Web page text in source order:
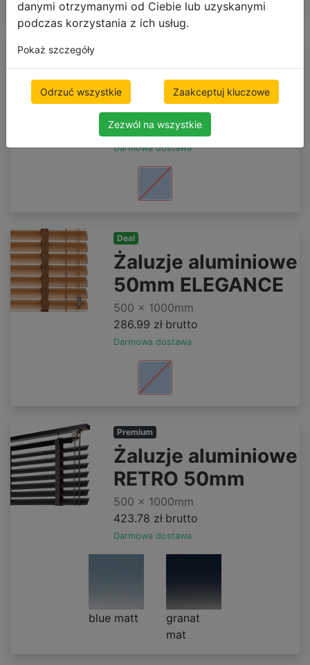
danymi otrzymanymi od Ciebie lub uzyskanymi
podczas korzystania z ich usług.
Pokaż szczegóły
Odrzuć wszystkie Zaakceptuj kluczowe
Zezwól na wszystkie
Żaluzje aluminiowe
35mm
500 x 1000mm
236.33 zł brutto
Darmowa dostawa
Deal
Żaluzje aluminiowe
50mm ELEGANCE
500 x 1000mm
286.99 zł brutto
Darmowa dostawa
Premium
Żaluzje aluminiowe
RETRO 50mm
500 x 1000mm
423.78 zł brutto
Darmowa dostawa
blue matt
granat
mat